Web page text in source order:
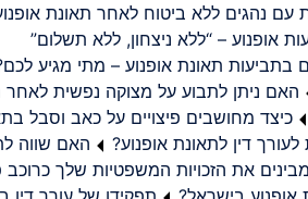
עם נהגים ללא ביטוח לאחר תאונת
אופנוע – “ללא ניצחון, ללא תשלום”
בתביעות תאונת אופנוע – מתי מגיע
האם ניתן לתבוע על מצוקה נפשית לאחר
כיצד מחושבים פיצויים על כאב וסבל
דין לתאונת אופנוע?
האם שווה
מבינים את הזכויות המשפטיות שלך כרוכב